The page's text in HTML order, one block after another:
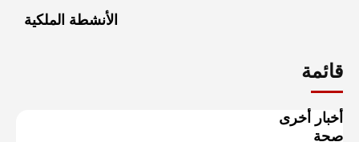
الأنشطة الملكية
قائمة
أخبار أخرى
صحة